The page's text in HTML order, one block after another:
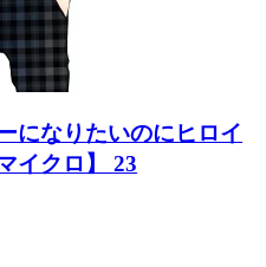
になりたいのにヒロイ
イクロ】 23